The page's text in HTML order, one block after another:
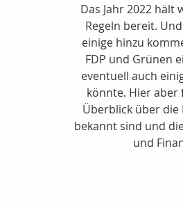
Das Jahr 2022 hält
Regeln bereit.
einige hinzu
FDP und Grünen
eventuell auch
könnte. Hier aber
Überblick über
bekannt sind und
und